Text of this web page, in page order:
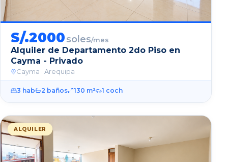
S/.2000soles/mes
Alquiler de Departamento 2do Piso en
Cayma - Privado
Cayma · Arequipa
3 hab 2 baños 130 m² 1 coch
ALQUILER